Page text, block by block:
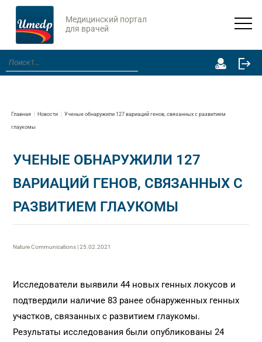
Медицинский портал
для врачей
Главная Новости Ученые обнаружили 127 вариаций генов, связанных с развитием
глаукомы
УЧЕНЫЕ ОБНАРУЖИЛИ 127
ВАРИАЦИЙ ГЕНОВ, СВЯЗАННЫХ С
РАЗВИТИЕМ ГЛАУКОМЫ
Nature Communications | 25.02.2021
Исследователи выявили 44 новых генных локусов и
подтвердили наличие 83 ранее обнаруженных генных
участков, связанных с развитием глаукомы.
Результаты исследования были опубликованы 24